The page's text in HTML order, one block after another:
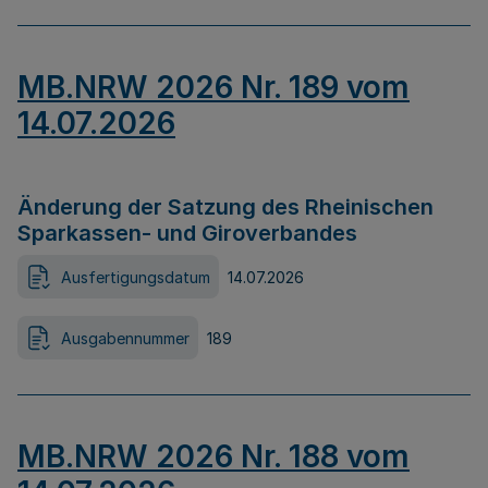
MB.NRW 2026 Nr. 189 vom
14.07.2026
Änderung der Satzung des Rheinischen
Sparkassen- und Giroverbandes
Ausfertigungsdatum 14.07.2026
Ausgabennummer 189
MB.NRW 2026 Nr. 188 vom